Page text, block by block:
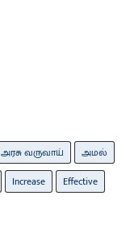
அரசு வருவாய்
அமல்
Increase
Effective